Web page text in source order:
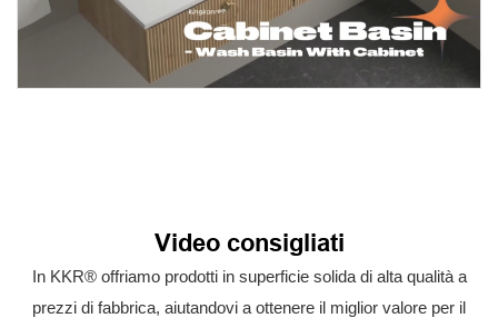
Video consigliati
In KKR® offriamo prodotti in superficie solida di alta qualità a
prezzi di fabbrica, aiutandovi a ottenere il miglior valore per il